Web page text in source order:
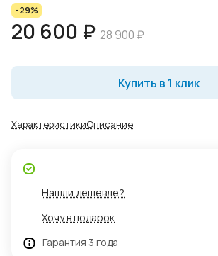
-29%
20 600 ₽ 28 900 ₽
Купить в 1 клик
ХарактеристикиОписание
Нашли дешевле?
Хочу в подарок
Гарантия 3 года